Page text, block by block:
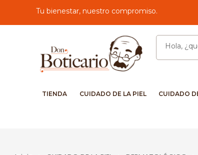
Tu bienestar, nuestro compromiso.
TIENDA CUIDADO DE LA PIEL CUIDADO